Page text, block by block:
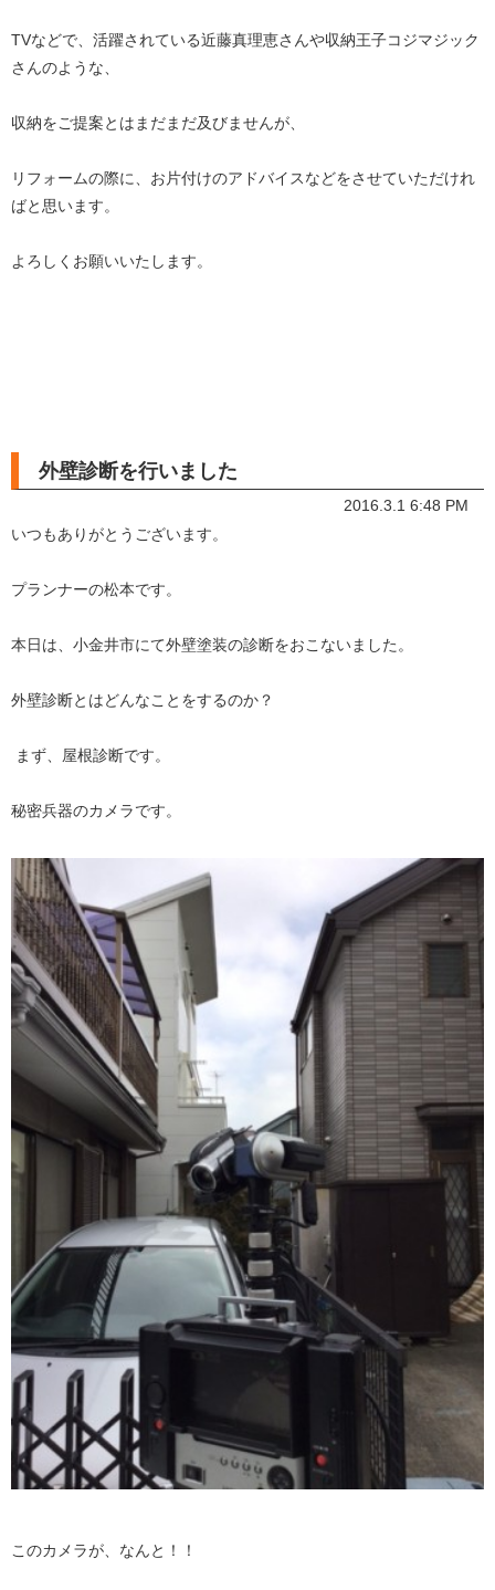
TVなどで、活躍されている近藤真理恵さんや収納王子コジマジック
さんのような、
収納をご提案とはまだまだ及びませんが、
リフォームの際に、お片付けのアドバイスなどをさせていただけれ
ばと思います。
よろしくお願いいたします。
外壁診断を行いました
2016.3.1 6:48 PM
いつもありがとうございます。
プランナーの松本です。
本日は、小金井市にて外壁塗装の診断をおこないました。
外壁診断とはどんなことをするのか？
まず、屋根診断です。
秘密兵器のカメラです。
このカメラが、なんと！！